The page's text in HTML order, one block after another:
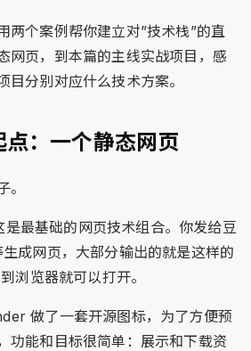
两个案例帮你建立对”技术栈”的直
页，到本篇的主线实战项目，感
目分别对应什么技术方案。
点：一个静态网页
最基础的网页技术组合。你发给豆
成网页，大部分输出的就是这样的
浏览器就可以打开。
做了一套开源图标，为了方便预
功能和目标很简单：展示和下载资